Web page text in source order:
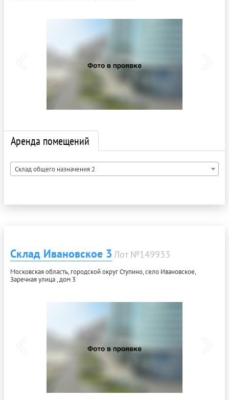
Аренда помещений
Склад общего назначения 2
Склад Ивановское 3 Лот №149933
Московская область, городской округ Ступино, село Ивановское,
Заречная улица , дом 3